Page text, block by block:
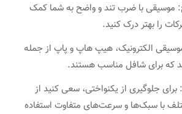
موسیقی با ضرب تند و واضح به شما کمک
را بهتر درک کنید.
الکترونیک، هیپ هاپ و پاپ از جمله
که برای شافل مناسب هستند.
جلوگیری از یکنواختی، سعی کنید از
با سبک‌ها و سرعت‌های متفاوت استفاده